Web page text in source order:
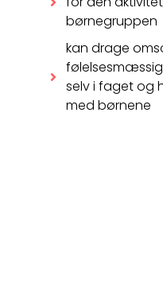
børnegruppen
kan drage
selv i faget og
med børnene